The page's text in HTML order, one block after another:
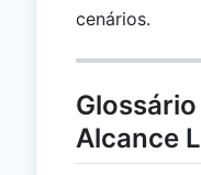
cenários.
Alcance